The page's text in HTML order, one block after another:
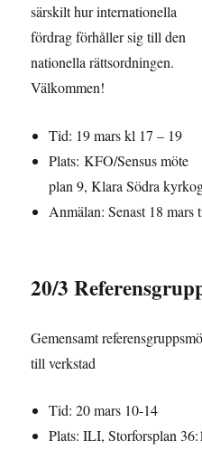
särskilt hur internationella
fördrag förhåller sig till den
nationella rättsordningen.
Välkommen!
Tid: 19 mars kl 17 – 19
Plats: KFO/Sensus möte
plan 9, Klara Södra
Anmälan: Senast 18
20/3
Gemensamt
till verkstad
Tid: 20 mars 10-14
Plats: ILI, Storforsplan